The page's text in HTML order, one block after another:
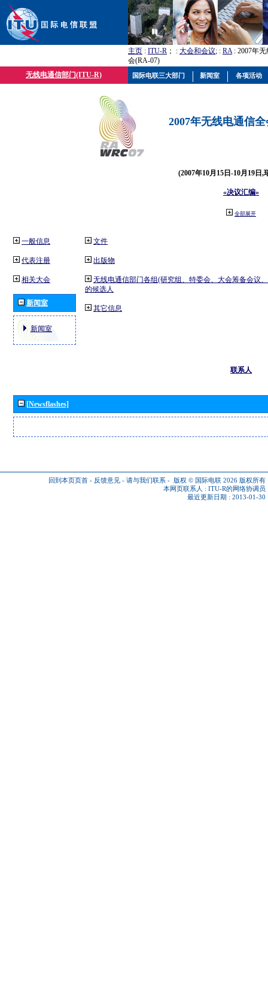
主页 : ITU-R ； : 大会和会议; : RA: 2007年
会(RA-07)
无线电通信部门(ITU-R)
2007年无线电通信
(2007年10月15日-10月19日,
«决议汇编»
全部展开
一般信息
代表注册
相关大会
新闻室
新闻室
文件
出版物
无线电通信部门各组(研究组、特委会、大会筹备会议
的候选人
其它信息
联系人
[Newsflashes]
回到本页页首 - 反馈意见 - 请与我们联系 - 版权 © 国际电联 2026 版权所有
本网页联系人 : ITU-R的网络协调员
最近更新日期 : 2013-01-30
国际电联三大部门 新闻室 各项活动